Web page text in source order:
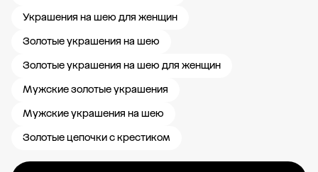
Украшения на шею для женщин
Золотые украшения на шею
Золотые украшения на шею для женщин
Мужские золотые украшения
Мужские украшения на шею
Золотые цепочки с крестиком